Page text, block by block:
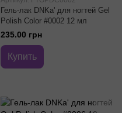
Гель-лак DNKa' для ногтей Gel
Polish Color #0002 12 мл
235.00 грн
Купить